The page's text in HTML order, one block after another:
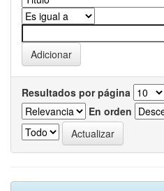
Resultados por página
En orden